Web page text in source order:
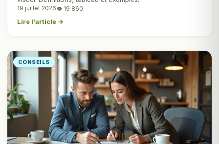
19 juillet 2026👁 19 860
Lire l'article →
CONSEILS